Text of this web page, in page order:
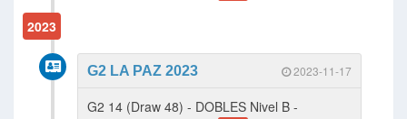
2023
2023-11-17
G2 LA PAZ 2023
G2 14 (Draw 48) - DOBLES Nivel B -